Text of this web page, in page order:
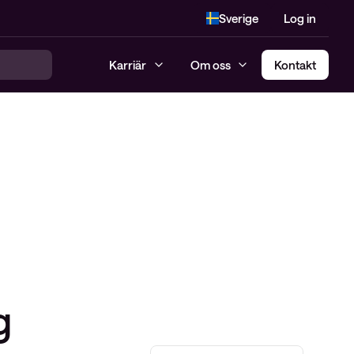
Sverige Log in
Karriär Om oss Kontakt